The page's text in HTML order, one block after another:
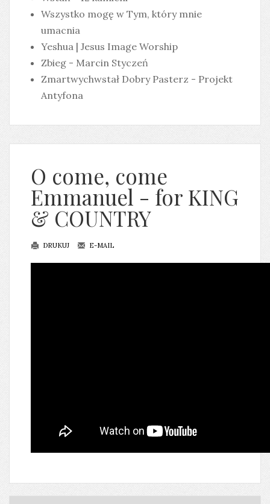
Wszystko mogę w Tym, który mnie
umacnia
Yeshua | Jesus Image Worship
Zbieg - Marcin Styczeń
Zmartwychwstał Dobry Pasterz - Projekt
Antyfona
O come, come
Emmanuel - for KING
& COUNTRY
DRUKUJ E-MAIL